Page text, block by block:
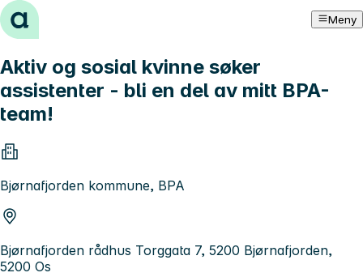
Hopp til innhold Meny
Aktiv og sosial kvinne søker
assistenter - bli en del av mitt BPA-
team!
Bjørnafjorden kommune, BPA
Bjørnafjorden rådhus Torggata 7, 5200 Bjørnafjorden,
5200 Os